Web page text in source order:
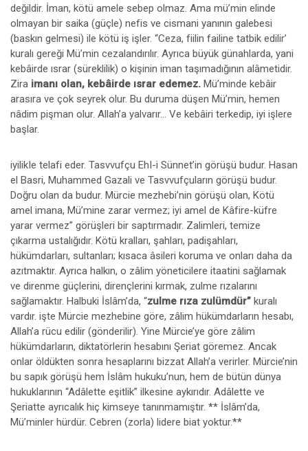
değildir. İman, kötü amele sebep olmaz. Ama mü’min elinde
olmayan bir saika (güçle) nefis ve cismani yanının galebesi
(baskın gelmesi) ile kötü iş işler. “Ceza, fiilin failine tatbik edilir’
kuralı gereği Mü’min cezalandırılır. Ayrıca büyük günahlarda, yani
kebâirde ısrar (süreklilik) o kişinin iman taşımadığının alâmetidir.
Zira imanı olan, kebâirde ısrar edemez. Mü’minde kebâir
arasıra ve çok seyrek olur. Bu duruma düşen Mü’min, hemen
nâdim pişman olur. Allah’a yalvarır... Ve kebâiri terkedip, iyi işlere
başlar.
iyilikIe telafi eder. Tasvvufçu EhI-i Sünnet’in görüşü budur. Hasan
el Basri, Muhammed Gazali ve Tasvvufçuların görüşü budur.
Doğru olan da budur. Mürcie mezhebi’nin görüşü olan, Kötü
amel imana, Mü’mine zarar vermez; iyi amel de Kâfire-küfre
yarar vermez” görüşleri bir saptırmadır. Zalimleri, temize
çıkarma ustalığıdır. Kötü kralları, şahları, padişahları,
hükümdarları, sultanları; kısaca âsileri koruma ve onları daha da
azıtmaktır. Ayrıca halkın, o zâlim yöneticilere itaatini sağlamak
ve direnme güçlerini, dirençlerini kırmak, zulme rızalarını
sağlamaktır. Halbuki İslâm’da, “zulme rıza zulümdür” kuralı
vardır. işte Mürcie mezhebine göre, zâlim hükümdarların hesabı,
Allah’a rücu edilir (gönderilir). Yine Mürcie’ye göre zâlim
hükümdarların, diktatörlerin hesabını Şeriat göremez. Ancak
onlar öldükten sonra hesaplarını bizzat Allah’a verirler. Mürcie’nin
bu sapık görüşü hem İslâm hukuku’nun, hem de bütün dünya
hukuklarının “Adâlette eşitlik” ilkesine aykırıdır. Adâlette ve
Şeriatte ayrıcalık hiç kimseye tanınmamıştır. ** İslâm’da,
Mü’minler hürdür. Cebren (zorla) lidere biat yoktur.**